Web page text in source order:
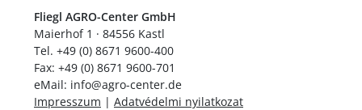
Fliegl AGRO-Center GmbH
Maierhof 1 · 84556 Kastl
Tel. +49 (0) 8671 9600-400
Fax: +49 (0) 8671 9600-701
eMail: info@agro-center.de
Impresszum | Adatvédelmi nyilatkozat